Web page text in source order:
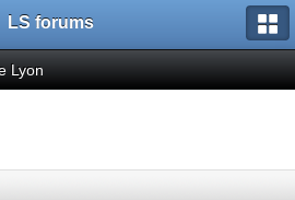
LS forums
Lyon